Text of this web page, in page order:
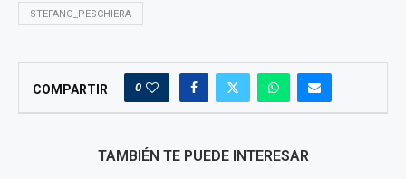
STEFANO_PESCHIERA
COMPARTIR 0
TAMBIÉN TE PUEDE INTERESAR